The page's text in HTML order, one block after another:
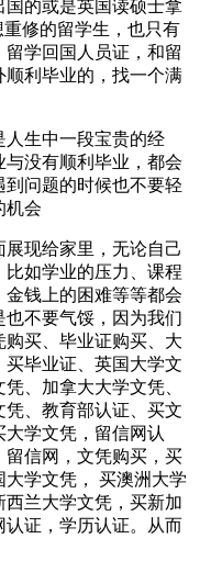
的或是英国读硕士拿
修的留学生，也只有
学回国人员证，和留
利毕业的，找一个满
人生中一段宝贵的经
没有顺利毕业，都会
问题的时候也不要轻
机会
现给家里，无论自己
如学业的压力、课程
钱上的困难等等都会
不要气馁，因为我们
买、毕业证购买、大
毕业证、英国大学文
、加拿大大学文凭、
、教育部认证、买文
学文凭，留信网认
信网，文凭购买，买
学文凭， 买澳洲大学
兰大学文凭，买新加
证，学历认证。从而